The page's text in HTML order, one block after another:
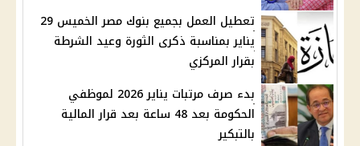
تعطيل العمل بجميع بنوك مصر الخميس 29
يناير بمناسبة ذكرى الثورة وعيد الشرطة
بقرار المركزي
بدء صرف مرتبات يناير 2026 لموظفي
الحكومة بعد 48 ساعة بعد قرار المالية
بالتبكير